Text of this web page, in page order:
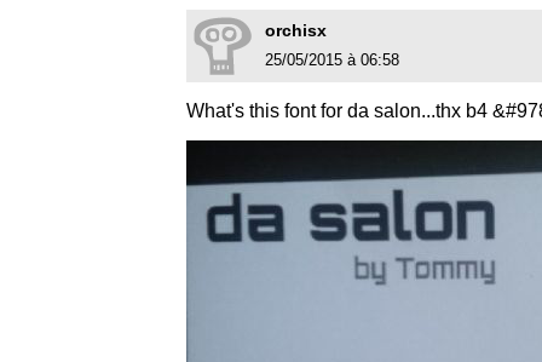
orchisx
25/05/2015 à 06:58
What's this font for da salon...thx b4